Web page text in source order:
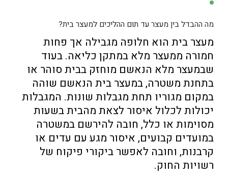
מה ההבדל בין מעצר עד תום ההליכים למעצר בית?
מעצר בית הוא חלופה מגבילה אך פחות
חמורה ממעצר מלא במתקן כליאה. בעוד
שבמעצר מלא הנאשם מוחזק בבית סוהר או
בתחנת משטרה, במעצר בית הנאשם שוהה
במקום מגוריו תחת מגבלות שונות. המגבלות
יכולות לכלול איסור לצאת מהבית בשעות
מסוימות או כלל, חובה להירשם במשטרה
במועדים קבועים, איסור מגע עם עדים או
קרבנות, וחובה לאפשר ביקורי פיקוח של
רשויות החוק.